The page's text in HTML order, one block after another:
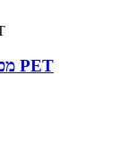
מכונת מיחזור לריסוק בקבוקי פלסטיק לייצור פתיתי PET